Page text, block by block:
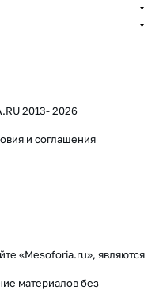
2013- 2026
и соглашения
«Mesoforia.ru», являются
материалов без